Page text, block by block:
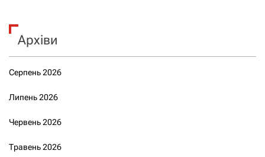
Архіви
Серпень 2026
Липень 2026
Червень 2026
Травень 2026